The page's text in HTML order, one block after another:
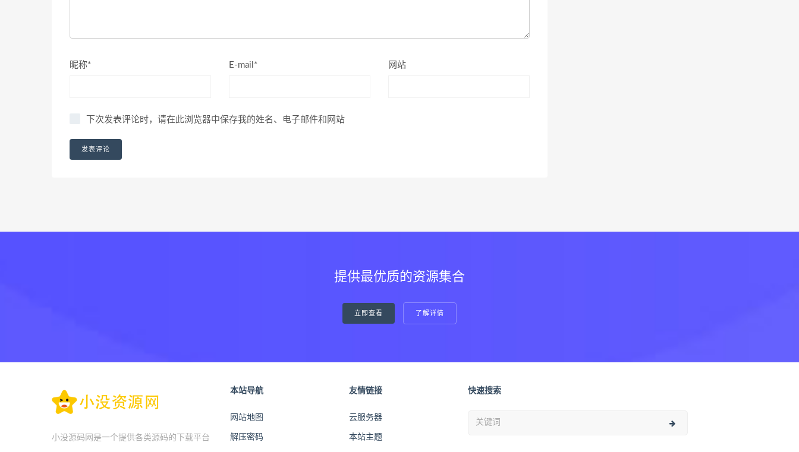
昵称* E-mail* 网站
下次发表评论时，请在此浏览器中保存我的姓名、电子邮件和网站
提供最优质的资源集合
立即查看 了解详情
小没源码网是一个提供各类源码的下载平台
本站导航
网站地图
解压密码
友情链接
云服务器
本站主题
快速搜索